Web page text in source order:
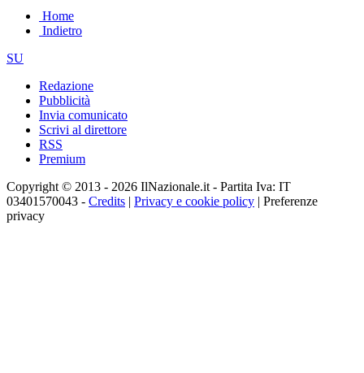
Home
Indietro
SU
Redazione
Pubblicità
Invia comunicato
Scrivi al direttore
RSS
Premium
Copyright © 2013 - 2026 IlNazionale.it - Partita Iva: IT
03401570043 - Credits | Privacy e cookie policy | Preferenze
privacy